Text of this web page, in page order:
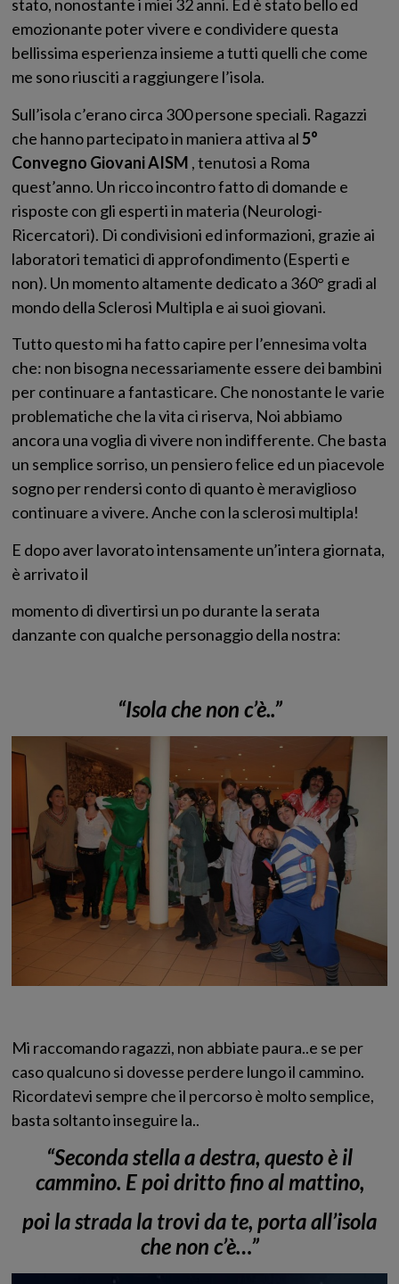
stato, nonostante i miei 32 anni. Ed è stato bello ed
emozionante poter vivere e condividere questa
bellissima esperienza insieme a tutti quelli che come
me sono riusciti a raggiungere l’isola.
Sull’isola c’erano circa 300 persone speciali. Ragazzi
che hanno partecipato in maniera attiva al5°
Convegno Giovani AISM , tenutosi a Roma
quest’anno. Un ricco incontro fatto di domande e
risposte con gli esperti in materia (Neurologi-
Ricercatori). Di condivisioni ed informazioni, grazie ai
laboratori tematici di approfondimento (Esperti e
non). Un momento altamente dedicato a 360° gradi al
mondo della Sclerosi Multipla e ai suoi giovani.
Tutto questo mi ha fatto capire per l’ennesima volta
che: non bisogna necessariamente essere dei bambini
per continuare a fantasticare. Che nonostante le varie
problematiche che la vita ci riserva, Noi abbiamo
ancora una voglia di vivere non indifferente. Che basta
un semplice sorriso, un pensiero felice ed un piacevole
sogno per rendersi conto di quanto è meraviglioso
continuare a vivere. Anche con la sclerosi multipla!
E dopo aver lavorato intensamente un’intera giornata,
è arrivato il
momento di divertirsi un po durante la serata
danzante con qualche personaggio della nostra:
“Isola che non c’è..”
Mi raccomando ragazzi, non abbiate paura..e se per
caso qualcuno si dovesse perdere lungo il cammino.
Ricordatevi sempre che il percorso è molto semplice,
basta soltanto inseguire la..
“Seconda stella a destra, questo è il
cammino. Epoi dritto fino al mattino,
poi la strada la trovi da te, porta all’isola
che non c’è…”